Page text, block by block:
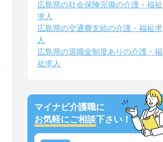
広島県の社会保険完備の介護・福祉
求人
広島県の交通費支給の介護・福祉求
人
広島県の退職金制度ありの介護・福
祉求人
マイナビ介護職に
お気軽にご相談下さい！